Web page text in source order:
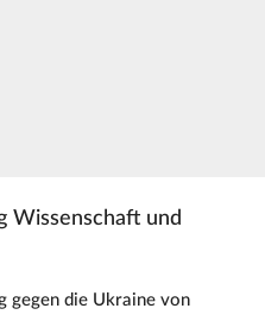
Wissenschaft und
gegen die Ukraine von